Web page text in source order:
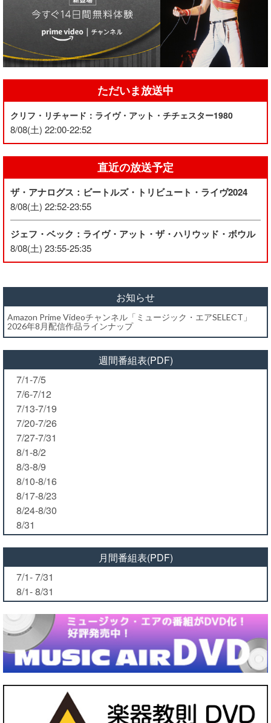
ただいま放送中
クリフ・リチャード：ライヴ・アット・チチェスター1980
8/08(土) 22:00-22:52
直近の放送予定
ザ・アナログス：ビートルズ・トリビュート・ライヴ2024
8/08(土) 22:52-23:55
ジェフ・ベック：ライヴ・アット・ザ・ハリウッド・ボウル
8/08(土) 23:55-25:35
お知らせ
Amazon Prime Videoチャンネル「ミュージック・エアSELECT」
2026年8月配信作品ラインナップ
週間番組表(PDF)
7/1-7/5
7/6-7/12
7/13-7/19
7/20-7/26
7/27-7/31
8/1-8/2
8/3-8/9
8/10-8/16
8/17-8/23
8/24-8/30
8/31
月間番組表(PDF)
7/1- 7/31
8/1- 8/31